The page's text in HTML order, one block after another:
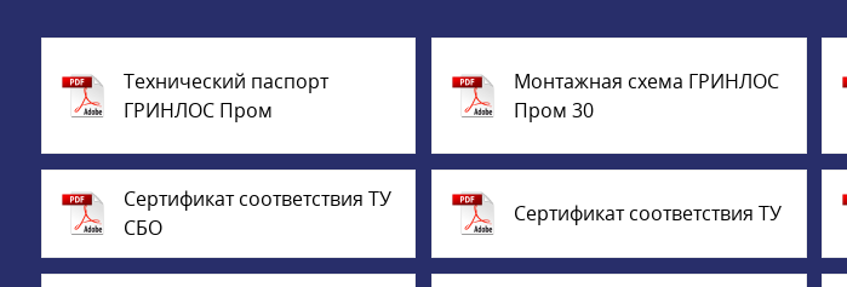
Технический паспорт
ГРИНЛОС Пром
Монтажная схема ГРИНЛОС
Пром 30
Сертификат соответствия ТУ
СБО
Сертификат соответствия ТУ